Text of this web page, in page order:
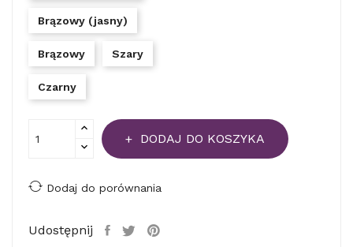
Brązowy (jasny)
Brązowy Szary
Czarny
DODAJ DO KOSZYKA
Dodaj do porównania
Udostępnij